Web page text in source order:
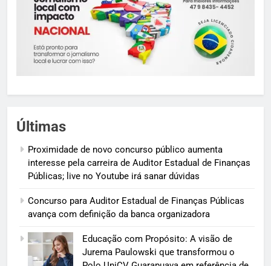
Últimas
Proximidade de novo concurso público aumenta
interesse pela carreira de Auditor Estadual de Finanças
Públicas; live no Youtube irá sanar dúvidas
Concurso para Auditor Estadual de Finanças Públicas
avança com definição da banca organizadora
Educação com Propósito: A visão de
Jurema Paulowski que transformou o